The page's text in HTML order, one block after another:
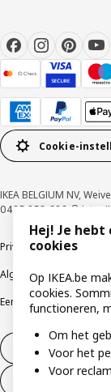
Cookie-
IKEA BELGIUM NV,
0425.258.688 © Inter
Privacybeleid
Algemene
Een etische
Herroeping van
Herroeping van
Hej! Je
cookies
Op IKEA.be
cookies.
functioneren,
Om het
Voor het
Voor